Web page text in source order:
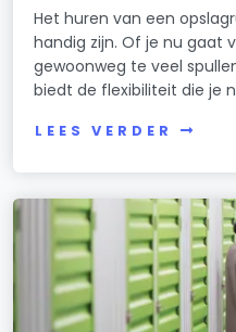
Het huren van een
handig zijn. Of je nu gaat
gewoonweg te veel
biedt de flexibiliteit die je
LEES VERDER